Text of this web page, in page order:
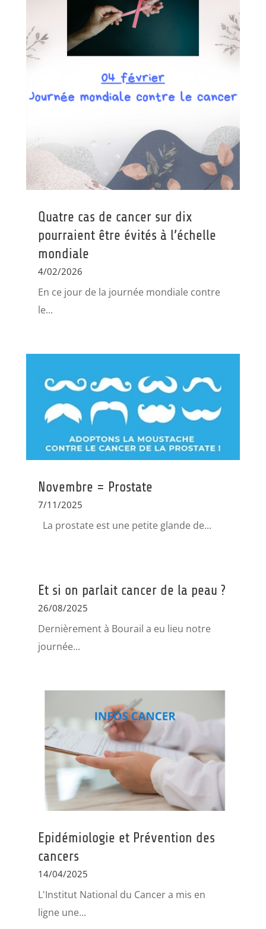
Quatre cas de cancer sur dix
pourraient être évités à l’échelle
mondiale
4/02/2026
En ce jour de la journée mondiale contre
le...
Novembre = Prostate
7/11/2025
La prostate est une petite glande de...
Et si on parlait cancer de la peau ?
26/08/2025
Dernièrement à Bourail a eu lieu notre
journée...
Epidémiologie et Prévention des
cancers
14/04/2025
L'Institut National du Cancer a mis en
ligne une...